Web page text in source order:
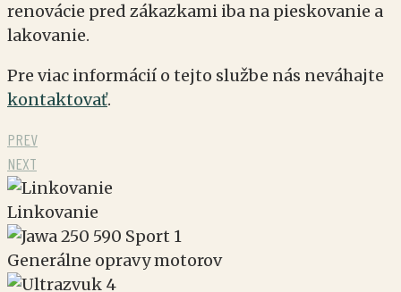
renovácie pred zákazkami iba na pieskovanie a
lakovanie.
Pre viac informácií o tejto službe nás neváhajte
kontaktovať.
PREV
NEXT
Linkovanie
Generálne opravy motorov